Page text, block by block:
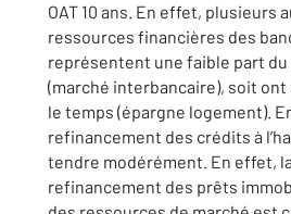
OAT 10 ans. En effet, plusieurs
ressources financières des
représentent une faible part
(marché interbancaire), soit
le temps (épargne logement).
refinancement des crédits à
tendre modérément. En effet,
refinancement des prêts